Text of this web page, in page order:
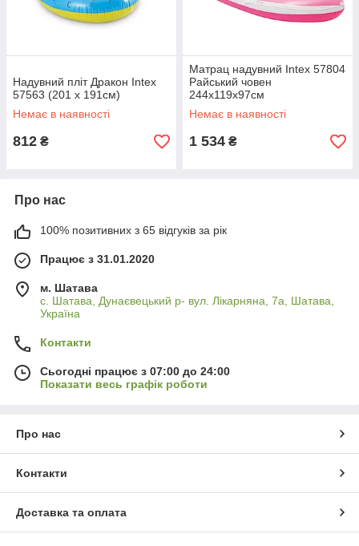
Надувний пліт Дракон Intex
57563 (201 x 191см)
Немає в наявності
812 ₴
Матрац надувний Intex 57804
Райський човен
244х119х97см
Немає в наявності
1 534 ₴
Про нас
100% позитивних з 65 відгуків за рік
Працює з 31.01.2020
м. Шатава
с. Шатава, Дунаєвецький р- вул. Лікарняна, 7а, Шатава,
Україна
Контакти
Сьогодні працює з 07:00 до 24:00
Показати весь графік роботи
Про нас
Контакти
Доставка та оплата